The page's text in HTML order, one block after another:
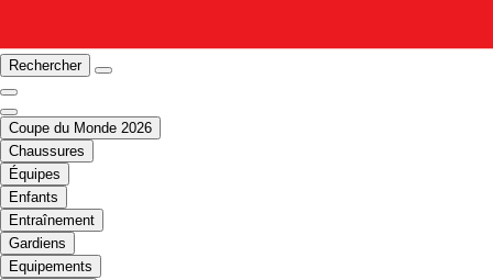
Rechercher
Coupe du Monde 2026
Chaussures
Équipes
Enfants
Entraînement
Gardiens
Equipements